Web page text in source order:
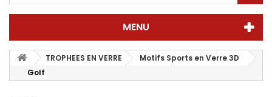
MENU
TROPHEES EN VERRE
Motifs Sports en Verre 3D
Golf